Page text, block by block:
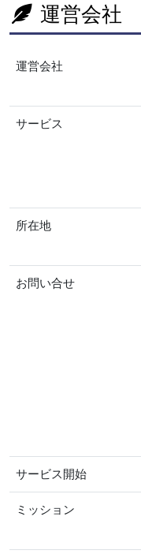
運営会社
運営会社
サービス
所在地
お問い合せ
サービス開始
ミッション